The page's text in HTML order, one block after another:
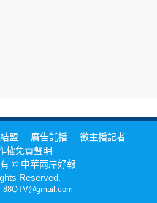
盟 廣告託播
徵主播記者
權免責聲明
© 中華兩岸好報
Reserved.
88QTV@gmail.com